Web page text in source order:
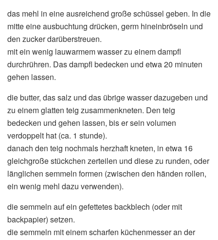
das mehl in eine ausreichend große schüssel geben. In die
mitte eine ausbuchtung drücken, germ hineinbröseln und
den zucker darüberstreuen.
mit ein wenig lauwarmem wasser zu einem dampfl
durchrühren. Das dampfl bedecken und etwa 20 minuten
gehen lassen.
die butter, das salz und das übrige wasser dazugeben und
zu einem glatten teig zusammenkneten. Den teig
bedecken und gehen lassen, bis er sein volumen
verdoppelt hat (ca. 1 stunde).
danach den teig nochmals herzhaft kneten, in etwa 16
gleichgroße stückchen zerteilen und diese zu runden, oder
länglichen semmeln formen (zwischen den händen rollen,
ein wenig mehl dazu verwenden).
die semmeln auf ein gefettetes backblech (oder mit
backpapier) setzen.
die semmeln mit einem scharfen küchenmesser an der